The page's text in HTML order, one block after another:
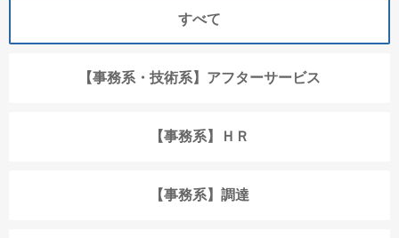
すべて
【事務系・技術系】アフターサービス
【事務系】ＨＲ
【事務系】調達